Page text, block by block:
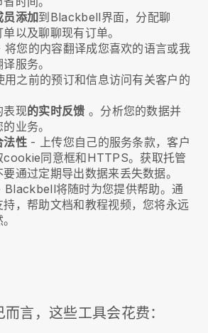
员添加到 Blackbell界面，分配聊
以及聊聊现有订单。
将您的内容翻译成您喜欢的语言或我
服务。
用之前的预订和信息访问有关客户的
表现的实时反馈 。分析您的数据并
业务。
法性- 上传您自己的服务条款，客户
cookie同意框和HTTPS。获取托管
通过定期导出数据来丢失数据。
Blackbell将随时为您提供帮助。通
，帮助文档和教程视频，您将永远
言，这些工具会花费：